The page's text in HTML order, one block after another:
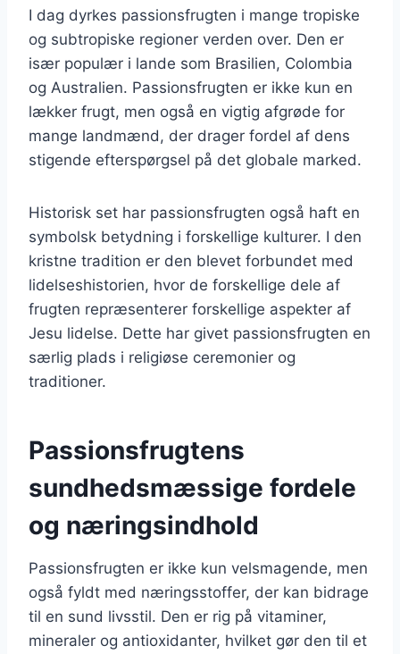
I dag dyrkes passionsfrugten i mange tropiske
og subtropiske regioner verden over. Den er
især populær i lande som Brasilien, Colombia
og Australien. Passionsfrugten er ikke kun en
lækker frugt, men også en vigtig afgrøde for
mange landmænd, der drager fordel af dens
stigende efterspørgsel på det globale marked.
Historisk set har passionsfrugten også haft en
symbolsk betydning i forskellige kulturer. I den
kristne tradition er den blevet forbundet med
lidelseshistorien, hvor de forskellige dele af
frugten repræsenterer forskellige aspekter af
Jesu lidelse. Dette har givet passionsfrugten en
særlig plads i religiøse ceremonier og
traditioner.
Passionsfrugtens
sundhedsmæssige fordele
og næringsindhold
Passionsfrugten er ikke kun velsmagende, men
også fyldt med næringsstoffer, der kan bidrage
til en sund livsstil. Den er rig på vitaminer,
mineraler og antioxidanter, hvilket gør den til et